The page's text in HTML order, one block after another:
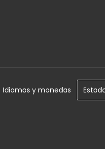
Idiomas y monedas